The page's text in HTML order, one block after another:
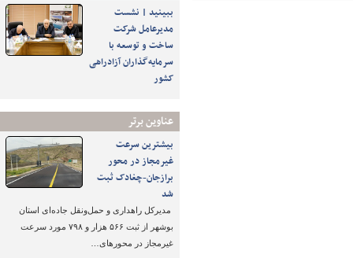
ببینید | نشست
مدیرعامل شرکت
ساخت و توسعه با
سرمایه‌گذاران آزادراهی
کشور
عناوین برتر
بیشترین سرعت
غیرمجاز در محور
برازجان-چغادک ثبت
شد
مدیرکل راهداری و حمل‌ونقل جاده‌ای استان
بوشهر از ثبت ۵۶۶ هزار و ۷۹۸ مورد سرعت
غیرمجاز در محورهای…